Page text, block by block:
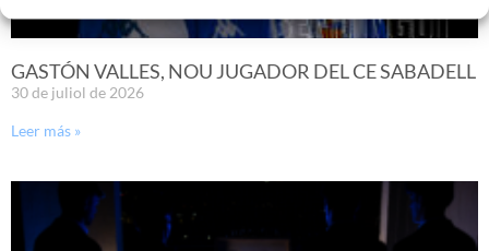
GASTÓN VALLES, NOU JUGADOR DEL CE SABADELL
30 de juliol de 2026
Leer más »